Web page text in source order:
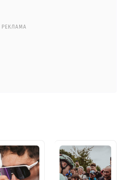
РЕКЛАМА